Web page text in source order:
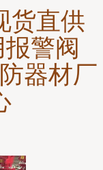
货直供
警阀
器材厂